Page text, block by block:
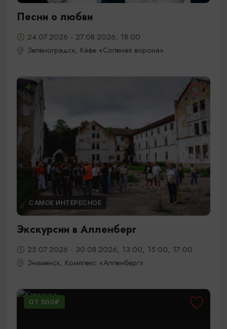
Песни о любви
24.07.2026 - 27.08.2026, 18:00
Зеленоградск, Кафе «Соленая ворона»
САМОЕ ИНТЕРЕСНОЕ
Экскурсии в Алленберг
25.07.2026 - 30.08.2026, 13:00, 15:00, 17:00
Знаменск, Комплекс «Алленберг»
ОТ 500₽